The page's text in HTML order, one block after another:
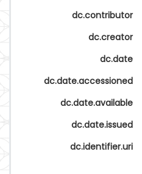
dc.contributor
dc.creator
dc.date
dc.date.accessioned
dc.date.available
dc.date.issued
dc.identifier.uri